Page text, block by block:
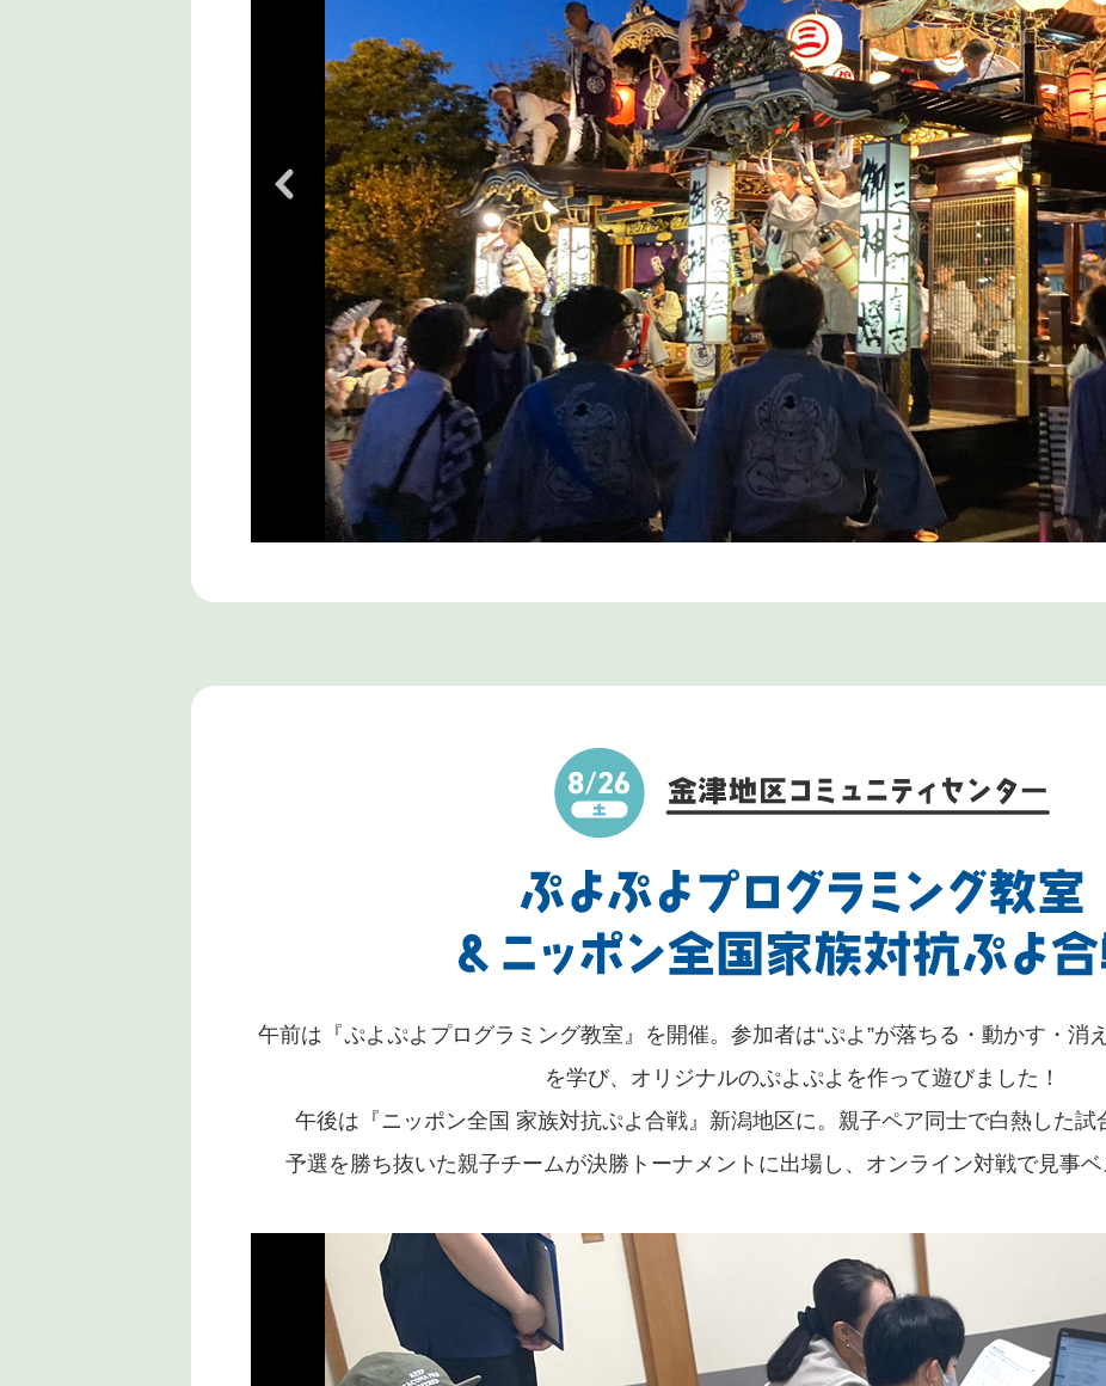
午前は『ぷよぷよプログラミング教室』を開催。参加者は“ぷよ”が落ちる・動かす・消
を学び、オリジナルのぷよぷよを作って遊びました！
午後は『ニッポン全国 家族対抗ぷよ合戦』新潟地区に。親子ペア同士で白熱した試
予選を勝ち抜いた親子チームが決勝トーナメントに出場し、オンライン対戦で見事ベ